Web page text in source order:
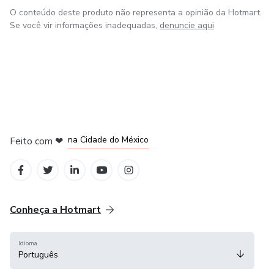
apostila editavel vou deixar o meu WhatsApp para mais
O conteúdo deste produto não representa a opinião da Hotmart.
Se você vir informações inadequadas, denuncie aqui
Feito com ❤ na Cidade do México
Conheça a Hotmart
Idioma
Português